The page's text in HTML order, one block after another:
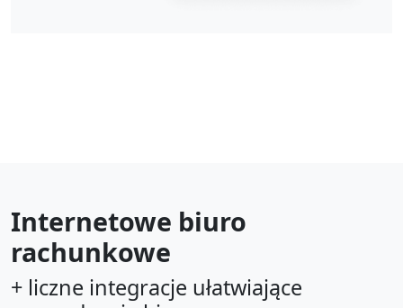
Internetowe biuro
rachunkowe
+ liczne integracje ułatwiające